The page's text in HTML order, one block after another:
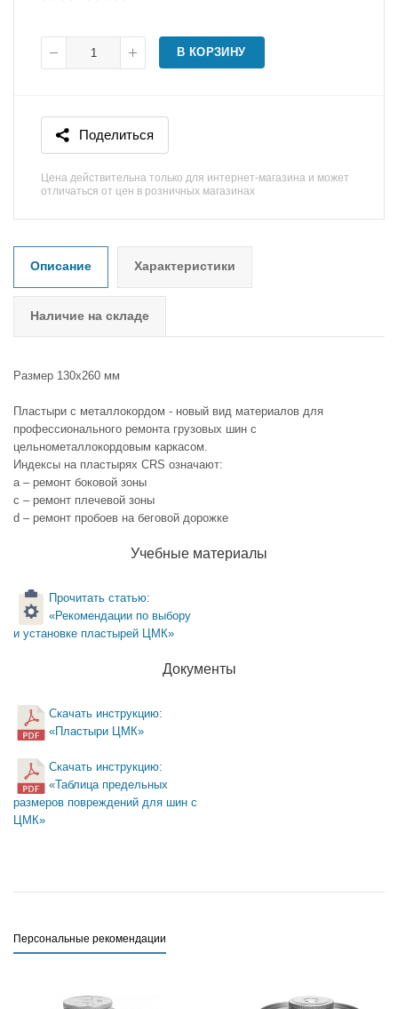
В КОРЗИНУ
Поделиться
Цена действительна только для интернет-магазина и может
отличаться от цен в розничных магазинах
Описание Характеристики
Наличие на складе
Размер 130х260 мм
Пластыри с металлокордом - новый вид материалов для
профессионального ремонта грузовых шин с
цельнометаллокордовым каркасом.
Индексы на пластырях CRS означают:
a – ремонт боковой зоны
c – ремонт плечевой зоны
d – ремонт пробоев на беговой дорожке
Учебные материалы
Прочитать статью:
«Рекомендации по выбору
и установке пластырей ЦМК»
Документы
Скачать инструкцию:
«Пластыри ЦМК»
Скачать инструкцию:
«Таблица предельных
размеров повреждений для шин с
ЦМК»
Персональные рекомендации